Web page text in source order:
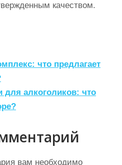
качеством.
что предлагает
алкоголиков: что
вам необходимо